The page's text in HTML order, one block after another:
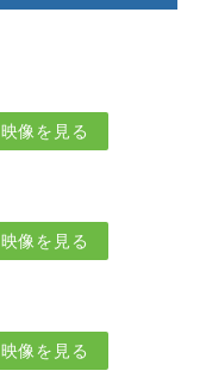
映像を見る
映像を見る
映像を見る